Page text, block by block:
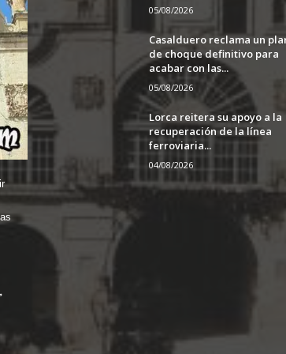
05/08/2026
Casalduero reclama un
de choque definitivo para
acabar con las...
05/08/2026
Lorca reitera su apoyo a la
recuperación de la línea
ferroviaria...
04/08/2026